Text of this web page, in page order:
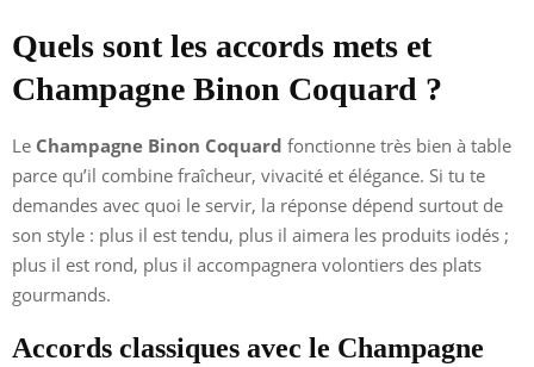
Quels sont les accords mets et
Champagne Binon Coquard ?
Le Champagne Binon Coquard fonctionne très bien à table
parce qu’il combine fraîcheur, vivacité et élégance. Si tu te
demandes avec quoi le servir, la réponse dépend surtout de
son style : plus il est tendu, plus il aimera les produits iodés ;
plus il est rond, plus il accompagnera volontiers des plats
gourmands.
Accords classiques avec le Champagne